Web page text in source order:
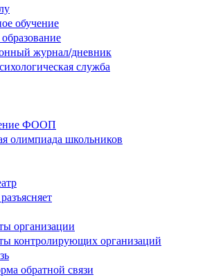
обучение
журнал/дневник
служба
ФООП
олимпиада школьников
организации
контролирующих организаций
обратной связи